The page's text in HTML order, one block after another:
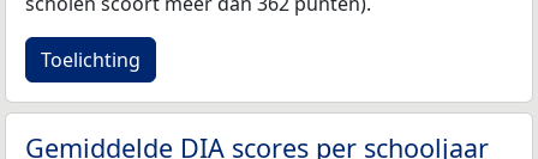
Toelichting
Gemiddelde DIA scores per schooljaar